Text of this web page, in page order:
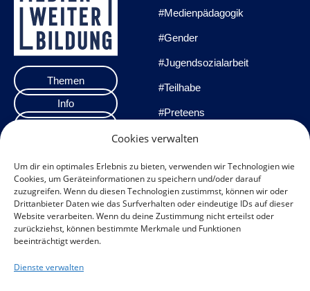
Cookies verwalten
Um dir ein optimales Erlebnis zu bieten, verwenden wir Technologien wie
Cookies, um Geräteinformationen zu speichern und/oder darauf
zuzugreifen. Wenn du diesen Technologien zustimmst, können wir oder
Drittanbieter Daten wie das Surfverhalten oder eindeutige IDs auf dieser
Website verarbeiten. Wenn du deine Zustimmung nicht erteilst oder
zurückziehst, können bestimmte Merkmale und Funktionen
beeinträchtigt werden.
Dienste verwalten
Themen
Info
Impressum
Datenschutzerklärung
Datenschutz
#Medienpädagogik
#Gender
#Jugendsozialarbeit
#Teilhabe
#Preteens
#Praxisprojekte
#Methoden